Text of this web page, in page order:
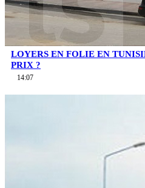
LOYERS EN FOLIE EN
PRIX ?
14:07